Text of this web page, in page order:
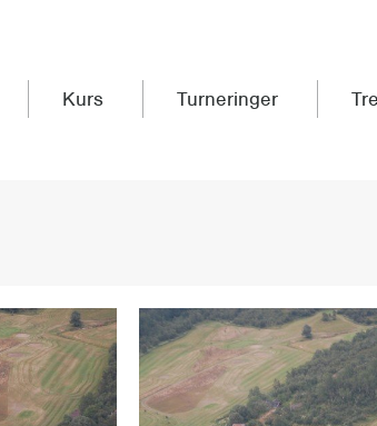
Kurs Turneringer